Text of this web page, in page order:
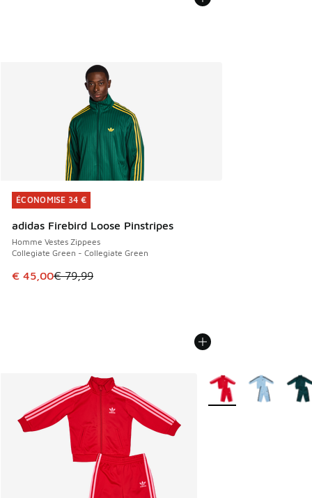
ÉCONOMISE 34 €
adidas Firebird Loose Pinstripes
Homme Vestes Zippees
Collegiate Green - Collegiate Green
Cet article est en promotion. Prix en baisse de € 79,99 à
€ 45,00€ 79,99
ÉCONOMISE 34 €
Plus de couleurs